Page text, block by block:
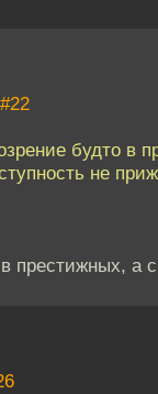
#22
будто в
не
престижных, а